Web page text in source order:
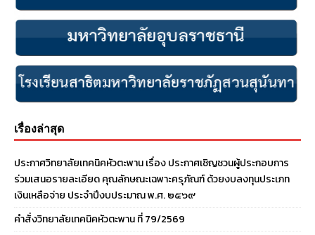
เรื่องล่าสุด
ประกาศวิทยาลัยเทคนิคหัวตะพาน เรื่อง ประกาศเชิญชวนผู้ประกอบการ
ร่วมเสนอรายละเอียด คุณลักษณะเฉพาะครุภัณฑ์ ด้วยงบลงทุนประเภท
เงินเหลือจ่าย ประจําปีงบประมาณ พ.ศ. ๒๕๖๙
คำสั่งวิทยาลัยเทคนิคหัวตะพาน ที่ 79/2569